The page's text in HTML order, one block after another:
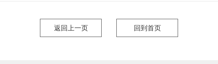
返回上一页 回到首页